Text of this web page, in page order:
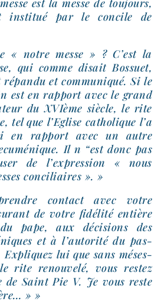
est la messe de tou­jours,
ins­ti­tué par le concile de
« notre messe » ? C’est la
qui comme disait Bossuet,
répan­du et com­mu­ni­qué. Si le
est en rap­port avec le grand
du XVIème siècle, le rite
tel que l’Eglise catho­lique l’a
en rap­port avec un autre
Il n “est donc pas
de l’ex­pres­sion « nous
conciliaires ». »
contact avec votre
de votre fidé­li­té entière
pape, aux déci­sions des
et à l’au­to­ri­té du pas­
Expliquez lui que sans més­es­
rite renou­ve­lé, vous res­tez
de Saint Pie V. Je vous reste
» »